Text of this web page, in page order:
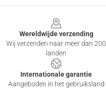
Wereldwijde verzending
Wij verzenden naar meer dan 200
landen
Internationale garantie
Aangeboden in het gebruiksland